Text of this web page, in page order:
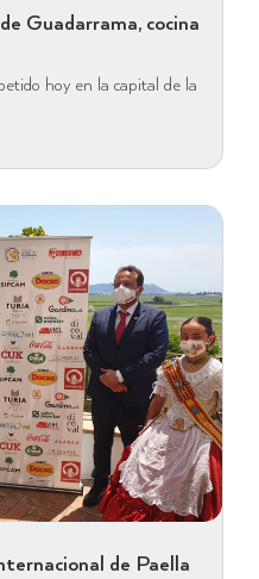
Guadarrama, cocina
hoy en la capital de la
de Paella